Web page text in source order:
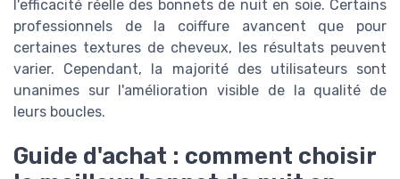
l'efficacité réelle des bonnets de nuit en soie. Certains
professionnels de la coiffure avancent que pour
certaines textures de cheveux, les résultats peuvent
varier. Cependant, la majorité des utilisateurs sont
unanimes sur l'amélioration visible de la qualité de
leurs boucles.
Guide d'achat : comment choisir